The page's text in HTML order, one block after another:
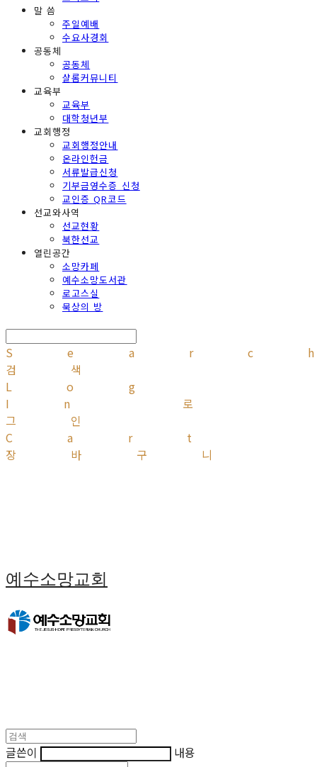
말 씀
주일예배
수요사경회
공동체
공동체
샬롬커뮤니티
교육부
교육부
대학청년부
교회행정
교회행정안내
온라인헌금
서류발급신청
기부금영수증 신청
교인증 QR코드
선교와사역
선교현황
북한선교
열린공간
소망카페
예수소망도서관
로고스실
묵상의 방
검색
Log
In
로
그인
Cart
장바구니
예수소망교회
글쓴이 내용